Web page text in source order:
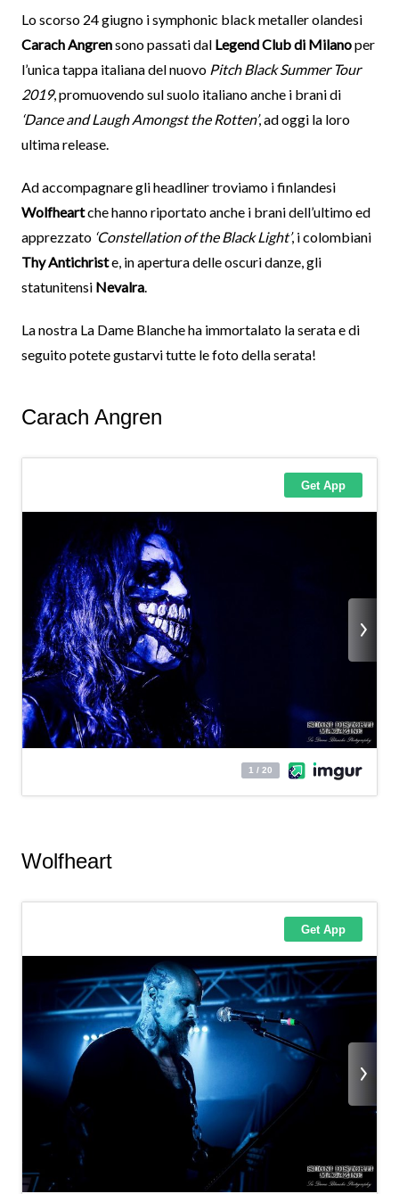
Lo scorso 24 giugno i symphonic black metaller olandesi
Carach Angrensono passati dal Legend Club di Milanoper
l’unica tappa italiana del nuovo Pitch Black Summer Tour
2019, promuovendo sul suolo italiano anche i brani di
‘Dance and Laugh Amongst the Rotten’, ad oggi la loro
ultima release.
Ad accompagnare gli headliner troviamo i finlandesi
Wolfheartche hanno riportato anche i brani dell’ultimo ed
apprezzato ‘Constellation of the Black Light’, i colombiani
Thy Antichriste, in apertura delle oscuri danze, gli
statunitensi Nevalra.
La nostra La Dame Blanche ha immortalato la serata e di
seguito potete gustarvi tutte le foto della serata!
Carach Angren
Wolfheart